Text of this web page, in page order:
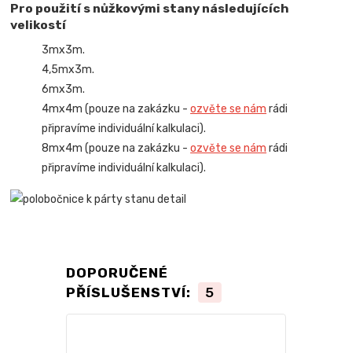
Pro použití s nůžkovými stany následujících
velikostí
3mx3m.
4,5mx3m.
6mx3m.
4mx4m (pouze na zakázku -ozvěte se nám rádi
připravíme individuální kalkulaci).
8mx4m (pouze na zakázku -ozvěte se nám rádi
připravíme individuální kalkulaci).
DOPORUČENÉ
PŘÍSLUŠENSTVÍ:
5